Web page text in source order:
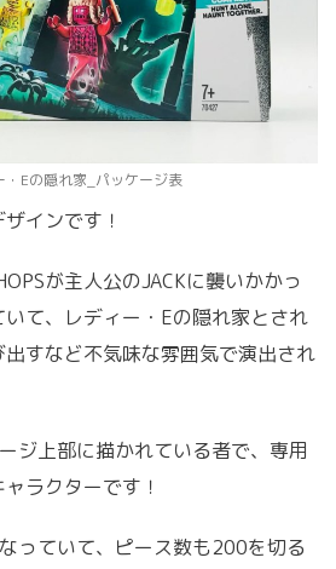
・Eの隠れ家_パッケージ表
インです！
が主人公のJACKに襲いかかっ
て、
レディー・Eの隠れ家とされ
すなど不気味な雰囲気で演出され
ジ上部に描かれている者で、専用
ラクターです！
っていて、ピース数も200を切る